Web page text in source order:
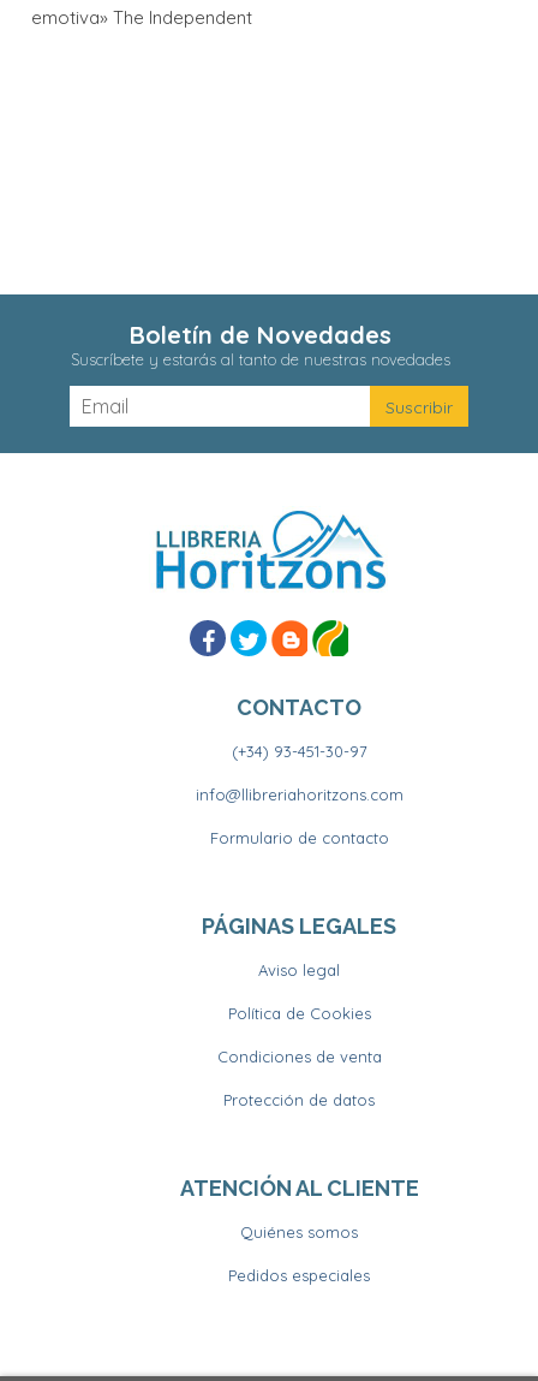
emotiva» The Independent
Boletín de Novedades
Suscríbete y estarás al tanto de nuestras novedades
CONTACTO
(+34) 93-451-30-97
info@llibreriahoritzons.com
Formulario de contacto
PÁGINAS LEGALES
Aviso legal
Política de Cookies
Condiciones de venta
Protección de datos
ATENCIÓN AL CLIENTE
Quiénes somos
Pedidos especiales